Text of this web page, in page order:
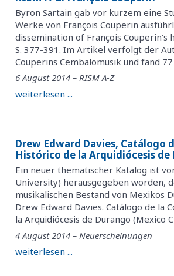
Byron Sartain gab vor kurzem eine
Werke von François Couperin
dissemination of François Couperin’s
S. 377-391. Im Artikel verfolgt der
Couperins Cembalomusik und fand
6 August 2014 – RISM A-Z
weiterlesen ...
Drew Edward Davies, Catálogo
Histórico de la Arquidiócesis de
Ein neuer thematischer Katalog ist
University) herausgegeben worden,
musikalischen Bestand von Mexikos
Drew Edward Davies. Catálogo de la
la Arquidiócesis de Durango (Mexico
4 August 2014 – Neuerscheinungen
weiterlesen ...